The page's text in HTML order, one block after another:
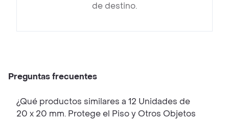
de destino.
Preguntas frecuentes
¿Qué productos similares a 12 Unidades de
20 x 20 mm. Protege el Piso y Otros Objetos